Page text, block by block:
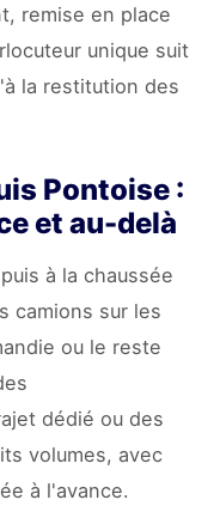
remise en place
unique suit
la restitution des
Pontoise :
et au-delà
à la chaussée
camions sur les
ou le reste
dédié ou des
volumes, avec
à l'avance.